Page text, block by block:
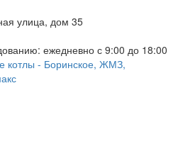
улица, дом 35
ежедневно с 9:00 до 18:00